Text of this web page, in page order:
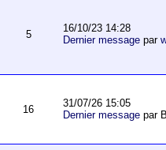
5
16/10/23 14:28
Dernier messagepar
16
31/07/26 15:05
Dernier messagepar